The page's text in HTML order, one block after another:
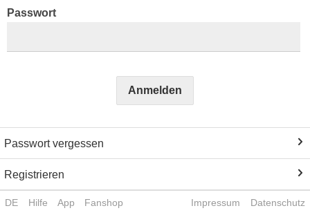
Passwort
Anmelden
Passwort vergessen
Registrieren
DE Hilfe App Fanshop Impressum Datenschutz